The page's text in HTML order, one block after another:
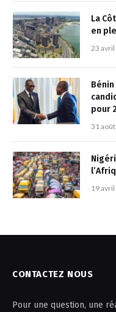
La
en
23
pour
31
19
CONTACTEZ NOUS
Pour une question, une